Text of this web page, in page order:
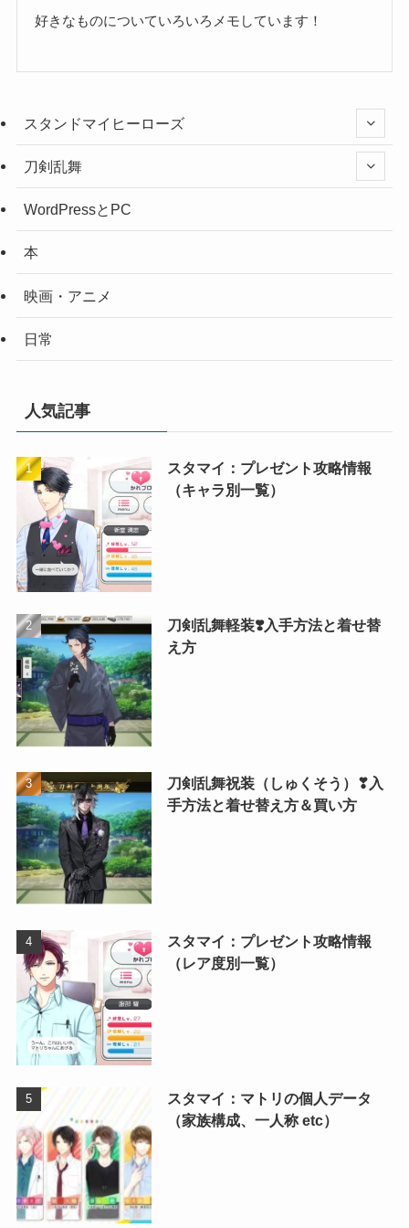
好きなものについていろいろメモしています！
スタンドマイヒーローズ
刀剣乱舞
WordPressとPC
本
映画・アニメ
日常
人気記事
スタマイ：プレゼント攻略情報
（キャラ別一覧）
刀剣乱舞軽装❣️入手方法と着せ替
え方
刀剣乱舞祝装（しゅくそう）❣入
手方法と着せ替え方＆買い方
スタマイ：プレゼント攻略情報
（レア度別一覧）
スタマイ：マトリの個人データ
（家族構成、一人称 etc）